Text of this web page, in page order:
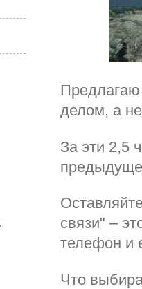
Предлагаю
делом, а
За эти 2,5
связи" –
телефон и
Что